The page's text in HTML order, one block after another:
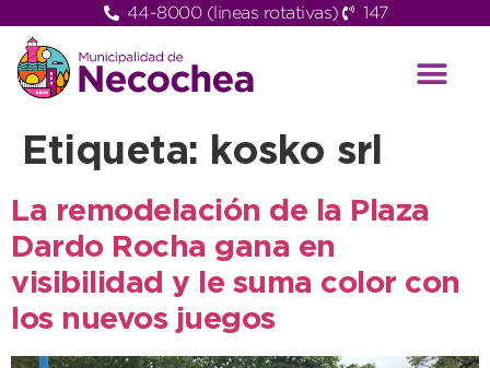
44-8000 (lineas rotativas) 147
Etiqueta: kosko srl
La remodelación de la Plaza
Dardo Rocha gana en
visibilidad y le suma color con
los nuevos juegos